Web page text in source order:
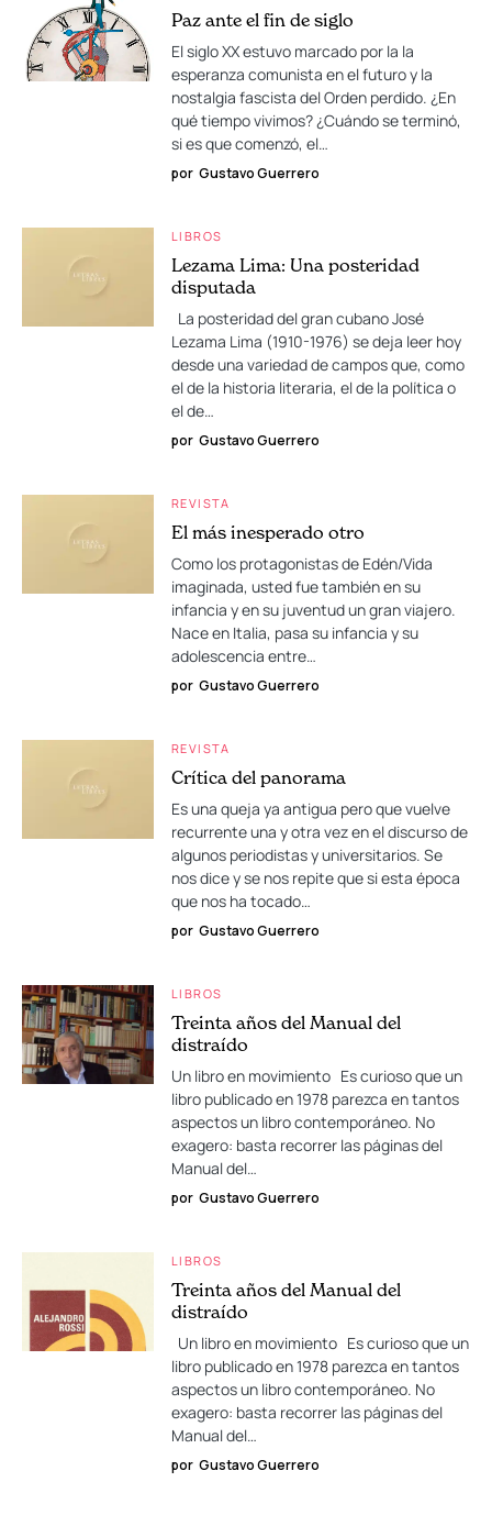
Paz ante el fin de siglo
El siglo XX estuvo marcado por la la
esperanza comunista en el futuro y la
nostalgia fascista del Orden perdido. ¿En
qué tiempo vivimos? ¿Cuándo se terminó,
si es que comenzó, el…
por Gustavo Guerrero
LIBROS
Lezama Lima: Una posteridad
disputada
La posteridad del gran cubano José
Lezama Lima (1910-1976) se deja leer hoy
desde una variedad de campos que, como
el de la historia literaria, el de la política o
el de…
por Gustavo Guerrero
REVISTA
El más inesperado otro
Como los protagonistas de Edén/Vida
imaginada, usted fue también en su
infancia y en su juventud un gran viajero.
Nace en Italia, pasa su infancia y su
adolescencia entre…
por Gustavo Guerrero
REVISTA
Crítica del panorama
Es una queja ya antigua pero que vuelve
recurrente una y otra vez en el discurso de
algunos periodistas y universitarios. Se
nos dice y se nos repite que si esta época
que nos ha tocado…
por Gustavo Guerrero
LIBROS
Treinta años del Manual del
distraído
Un libro en movimiento Es curioso que un
libro publicado en 1978 parezca en tantos
aspectos un libro contemporáneo. No
exagero: basta recorrer las páginas del
Manual del…
por Gustavo Guerrero
LIBROS
Treinta años del Manual del
distraído
Un libro en movimiento Es curioso que un
libro publicado en 1978 parezca en tantos
aspectos un libro contemporáneo. No
exagero: basta recorrer las páginas del
Manual del…
por Gustavo Guerrero